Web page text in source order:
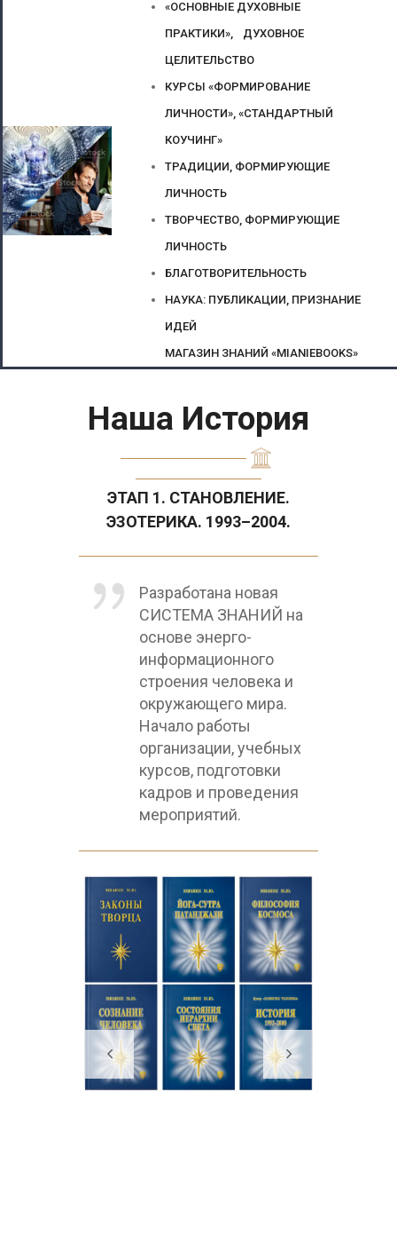
«ОСНОВНЫЕ ДУХОВНЫЕ
ПРАКТИКИ», ДУХОВНОЕ
ЦЕЛИТЕЛЬСТВО
КУРСЫ «ФОРМИРОВАНИЕ
ЛИЧНОСТИ», «СТАНДАРТНЫЙ
КОУЧИНГ»
ТРАДИЦИИ, ФОРМИРУЮЩИЕ
ЛИЧНОСТЬ
ТВОРЧЕСТВО, ФОРМИРУЮЩИЕ
ЛИЧНОСТЬ
БЛАГОТВОРИТЕЛЬНОСТЬ
НАУКА: ПУБЛИКАЦИИ, ПРИЗНАНИЕ
ИДЕЙ
МАГАЗИН ЗНАНИЙ «MIANIEBOOKS»
Наша История
ЭТАП 1. СТАНОВЛЕНИЕ.
ЭЗОТЕРИКА. 1993–2004.
Разработана новая
СИСТЕМА ЗНАНИЙ на
основе энерго-
информационного
строения человека и
окружающего мира.
Начало работы
организации, учебных
курсов, подготовки
кадров и проведения
мероприятий.